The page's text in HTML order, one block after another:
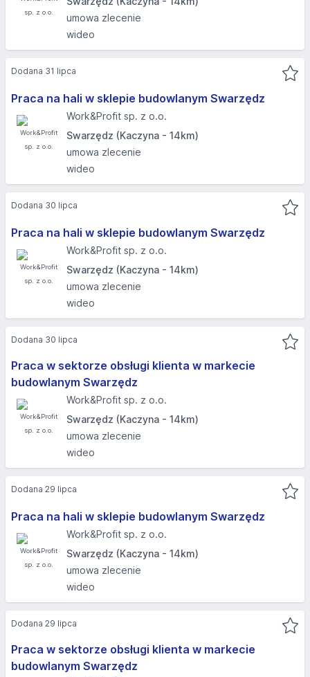
umowa zlecenie
wideo
Praca na hali w sklepie budowlanym Swarzędz
Work&Profit sp. z o.o.
Swarzędz (Kaczyna - 14km)
umowa zlecenie
wideo
Dodana 31 lipca
Praca na hali w sklepie budowlanym Swarzędz
Work&Profit sp. z o.o.
Swarzędz (Kaczyna - 14km)
umowa zlecenie
wideo
Dodana 30 lipca
Praca w sektorze obsługi klienta w markecie
budowlanym Swarzędz
Work&Profit sp. z o.o.
Swarzędz (Kaczyna - 14km)
umowa zlecenie
wideo
Dodana 30 lipca
Praca na hali w sklepie budowlanym Swarzędz
Work&Profit sp. z o.o.
Swarzędz (Kaczyna - 14km)
umowa zlecenie
wideo
Dodana 29 lipca
Praca w sektorze obsługi klienta w markecie
budowlanym Swarzędz
Dodana 29 lipca